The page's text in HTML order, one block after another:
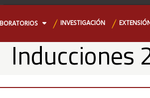
INVESTIGACIÓN
Inducciones